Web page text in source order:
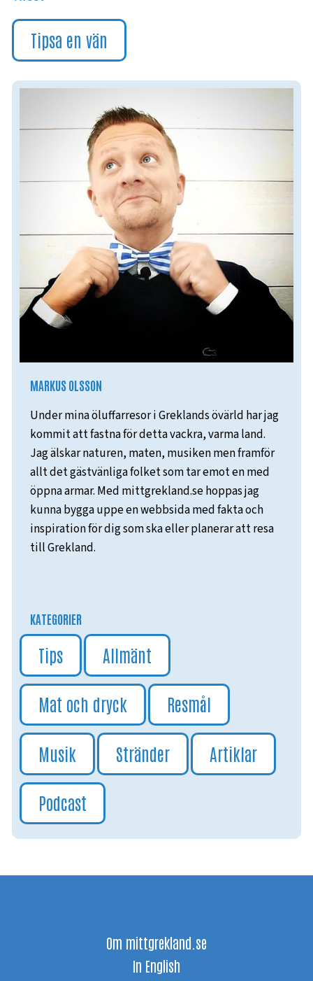
Tipsa en vän
MARKUS OLSSON
Under mina öluffarresor i Greklands övärld har jag
kommit att fastna för detta vackra, varma land.
Jag älskar naturen, maten, musiken men framför
allt det gästvänliga folket som tar emot en med
öppna armar. Med mittgrekland.se hoppas jag
kunna bygga uppe en webbsida med fakta och
inspiration för dig som ska eller planerar att resa
till Grekland.
KATEGORIER
Tips Allmänt
Mat och dryck Resmål
Musik Stränder Artiklar
Podcast
Om mittgrekland.se
In English